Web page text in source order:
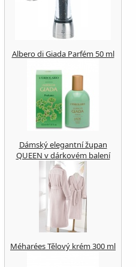
Albero di Giada Parfém 50 ml
Dámský elegantní župan
QUEEN v dárkovém balení
Méharées Tělový krém 300 ml